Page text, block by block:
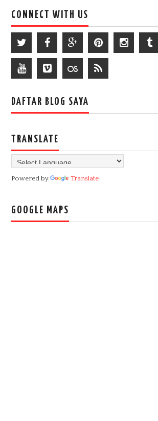
CONNECT WITH US
DAFTAR BLOG SAYA
TRANSLATE
Powered by Translate
GOOGLE MAPS